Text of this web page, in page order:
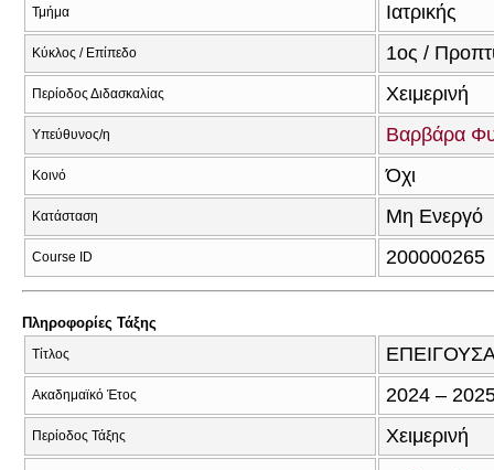
Τμήμα Ιατρικής
Κύκλος / Επίπεδο 1ος /
Περίοδος Διδασκαλίας Χειμερινή
Υπεύθυνος/η Βαρβάρα
Κοινό Όχι
Κατάσταση Μη Ενεργό
Course ID 200000265
Πληροφορίες Τάξης
Τίτλος
Ακαδημαϊκό Έτος 2024 –
Περίοδος Τάξης Χειμερινή